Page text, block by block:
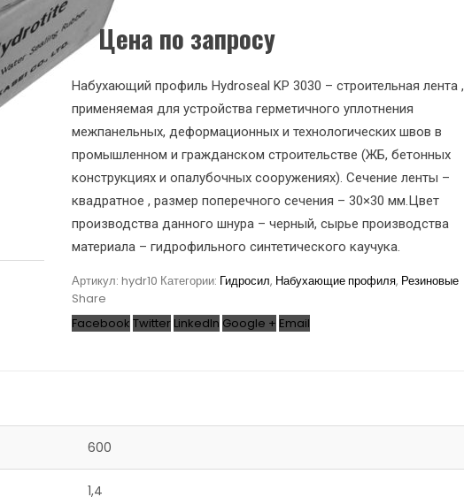
Цена по запросу
Набухающий профиль Hydroseal KP 3030 – строительная лента ,
применяемая для устройства герметичного уплотнения
межпанельных, деформационных и технологических швов в
промышленном и гражданском строительстве (ЖБ, бетонных
конструкциях и опалубочных сооружениях). Сечение ленты –
квадратное , размер поперечного сечения – 30×30 мм.Цвет
производства данного шнура – черный, сырье производства
материала – гидрофильного синтетического каучука.
Артикул: hydr10 Категории: Гидросил, Набухающие профиля, Резиновые
Share
Facebook Twitter LinkedIn Google + Email
600
1,4